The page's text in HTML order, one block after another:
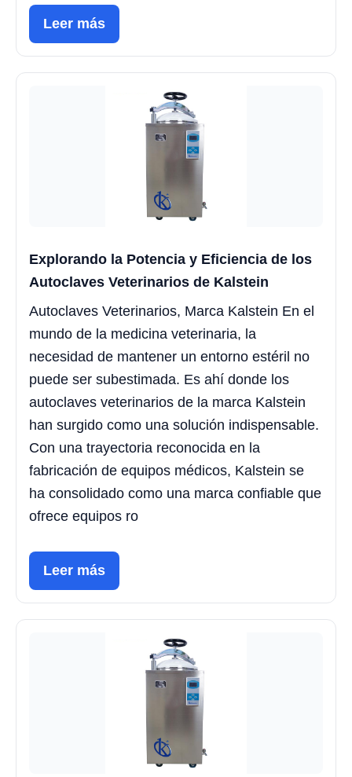
Leer más
Explorando la Potencia y Eficiencia de los
Autoclaves Veterinarios de Kalstein
Autoclaves Veterinarios, Marca Kalstein En el
mundo de la medicina veterinaria, la
necesidad de mantener un entorno estéril no
puede ser subestimada. Es ahí donde los
autoclaves veterinarios de la marca Kalstein
han surgido como una solución indispensable.
Con una trayectoria reconocida en la
fabricación de equipos médicos, Kalstein se
ha consolidado como una marca confiable que
ofrece equipos ro
Leer más